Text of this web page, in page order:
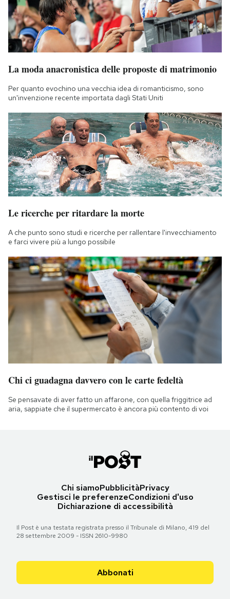
La moda anacronistica delle proposte di matrimonio
Per quanto evochino una vecchia idea di romanticismo, sono
un'invenzione recente importata dagli Stati Uniti
Le ricerche per ritardare la morte
A che punto sono studi e ricerche per rallentare l'invecchiamento
e farci vivere più a lungo possibile
Chi ci guadagna davvero con le carte fedeltà
Se pensavate di aver fatto un affarone, con quella friggitrice ad
aria, sappiate che il supermercato è ancora più contento di voi
Chi siamoPubblicitàPrivacy
Gestisci le preferenzeCondizioni d'uso
Dichiarazione di accessibilità
Il Post è una testata registrata presso il Tribunale di Milano, 419 del
28 settembre 2009 - ISSN 2610-9980
Abbonati